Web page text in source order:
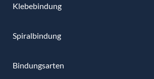
Klebebindung
Spiralbindung
Bindungsarten